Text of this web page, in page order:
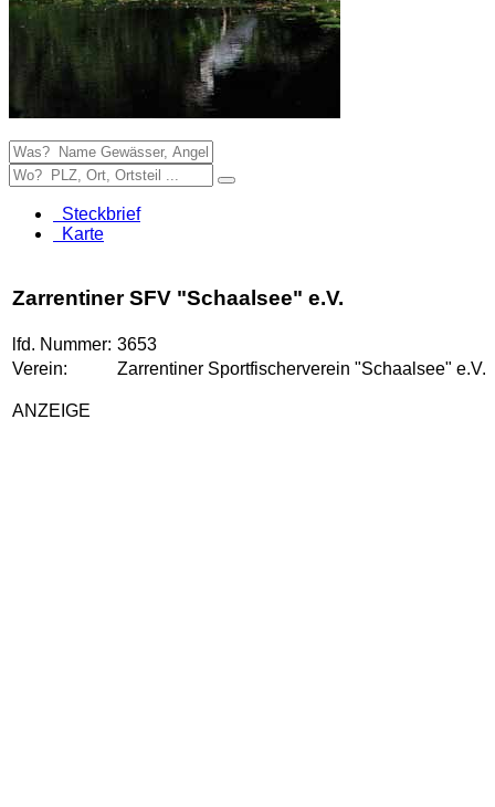
Steckbrief
Karte
Zarrentiner SFV "Schaalsee" e.V.
lfd. Nummer: 3653
Verein:
Zarrentiner Sportfischerverein "Schaalsee" e.V.
ANZEIGE